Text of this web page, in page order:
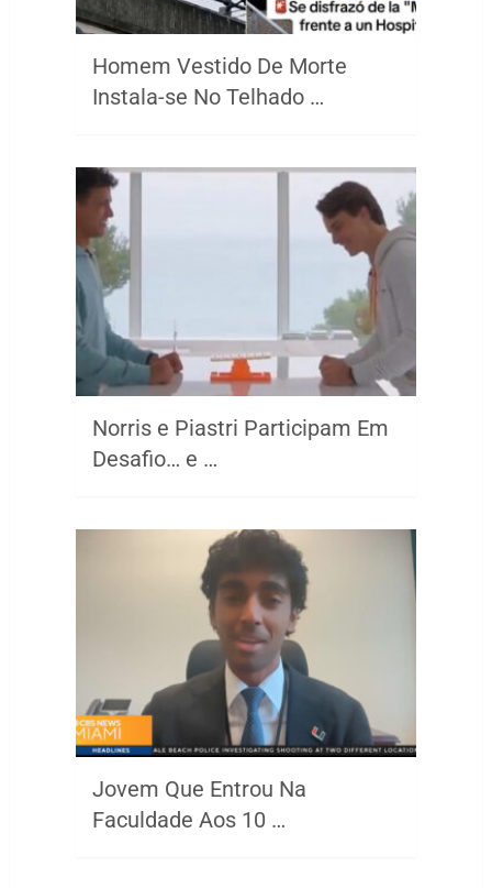
Homem Vestido De Morte
Instala-se No Telhado …
Norris e Piastri Participam Em
Desafio… e …
Jovem Que Entrou Na
Faculdade Aos 10 …